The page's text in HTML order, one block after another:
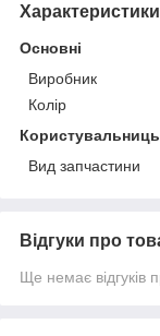
Характеристики
Основні
Виробник
Колір
Вид запчастини
Відгуки про
Ще немає відгуків